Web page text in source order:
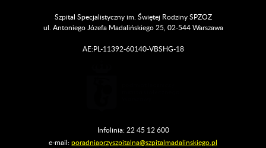
Szpital Specjalistyczny im. Świętej Rodziny SPZOZ
ul. Antoniego Józefa Madalińskiego 25, 02-544 Warszawa
AE:PL-11392-60140-VBSHG-18
Infolinia: 22 45 12 600
e-mail:poradniaprzyszpitalna@szpitalmadalinskiego.pl